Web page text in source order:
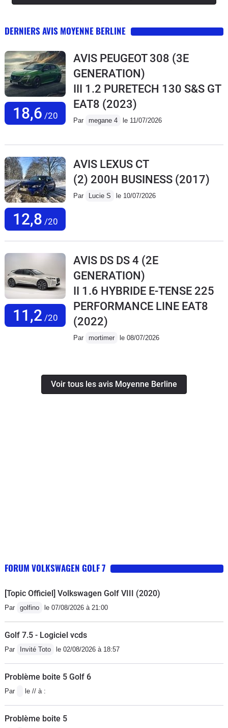
DERNIERS AVIS MOYENNE BERLINE
18,6 /20
AVIS PEUGEOT 308 (3E
GENERATION)
III 1.2 PURETECH 130 S&S GT
EAT8 (2023)
Par megane 4 le 11/07/2026
12,8 /20
AVIS LEXUS CT
(2) 200H BUSINESS (2017)
Par Lucie S le 10/07/2026
11,2 /20
AVIS DS DS 4 (2E
GENERATION)
II 1.6 HYBRIDE E-TENSE 225
PERFORMANCE LINE EAT8
(2022)
Par mortimer le 08/07/2026
Voir tous les avis Moyenne Berline
FORUM VOLKSWAGEN GOLF 7
[Topic Officiel] Volkswagen Golf VIII (2020)
Par golfino le 07/08/2026 à 21:00
Golf 7.5 - Logiciel vcds
Par Invité Toto le 02/08/2026 à 18:57
Problème boite 5 Golf 6
Par le // à :
Problème boite 5